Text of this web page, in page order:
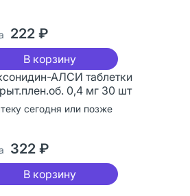
222 ₽
В корзину
АЛСИ таблетки
0,4 мг 30 шт
сегодня или позже
322 ₽
В корзину